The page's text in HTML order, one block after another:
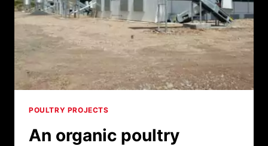
POULTRY PROJECTS
An organic poultry